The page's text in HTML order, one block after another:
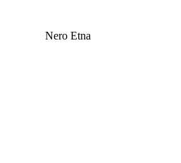
Nero Etna